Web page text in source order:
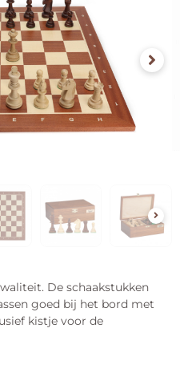
De schaakstukken
goed bij het bord met
kistje voor de